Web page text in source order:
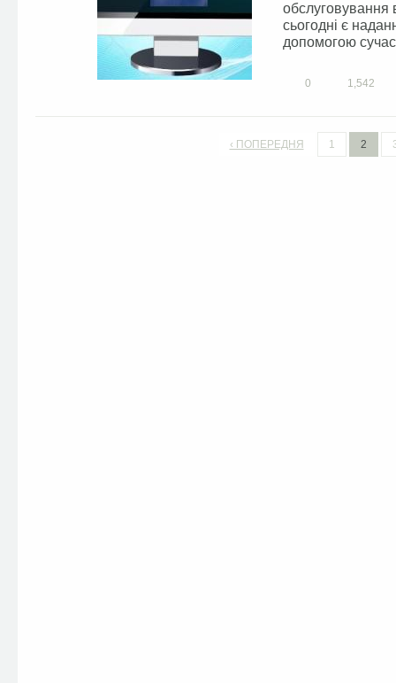
обслуговування
сьогодні є
допомогою
0 1,542
‹ ПОПЕРЕДНЯ 1 2